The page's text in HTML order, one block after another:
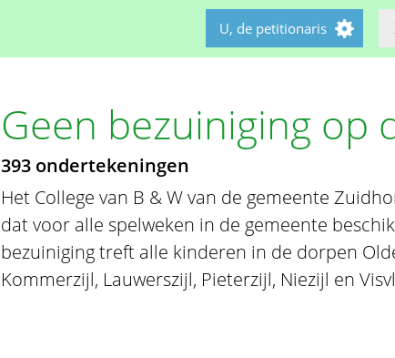
U, de petitionaris
Geen bezuiniging op
393 ondertekeningen
Het College van B & W van de gemeente
dat voor alle spelweken in de gemeente
bezuiniging treft alle kinderen in de dorpen
Kommerzijl, Lauwerszijl, Pieterzijl, Niezijl en